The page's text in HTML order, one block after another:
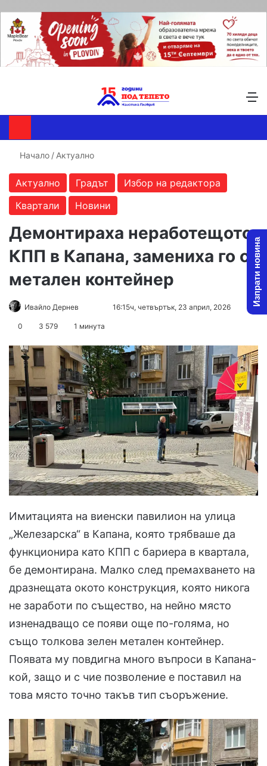
Начало / Актуално
Актуално Градът
Избор на редактора
Квартали
Новини
Демонтираха неработещото
КПП в Капана, замениха го с
метален контейнер
Ивайло Дернев
Send16:15ч, четвъртък, 23 април, 2026
0 3 579 1 минута
Имитацията на виенски павилион на улица
„Железарска“ в Капана, която трябваше да
функционира като КПП с бариера в квартала,
бе демонтирана. Малко след премахването на
дразнещата окото конструкция, която никога
не заработи по същество, на нейно място
изненадващо се появи още по-голяма, но
също толкова зелен метален контейнер.
Появата му повдигна много въпроси в Капана-
кой, защо и с чие позволение е поставил на
това място точно такъв тип съоръжение.
Изпрати новина